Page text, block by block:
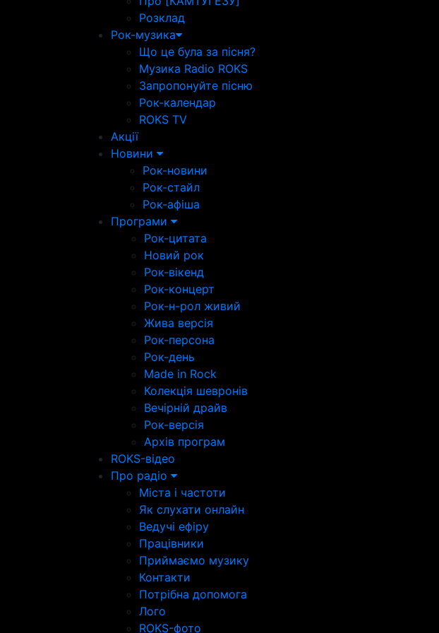
Розклад
Рок-музика
Що це була за пісня?
Музика Radio ROKS
Запропонуйте пісню
Рок-календар
ROKS TV
Акції
Новини
Рок-новини
Рок-стайл
Рок-афіша
Програми
Рок-цитата
Новий рок
Рок-вікенд
Рок-концерт
Рок-н-рол живий
Жива версія
Рок-персона
Рок-день
Made in Rock
Колекція шевронів
Вечірній драйв
Рок-версія
Архів програм
ROKS-відео
Про радіо
Міста і частоти
Як слухати онлайн
Ведучі ефіру
Працівники
Приймаємо музику
Контакти
Потрібна допомога
Лого
ROKS-фото